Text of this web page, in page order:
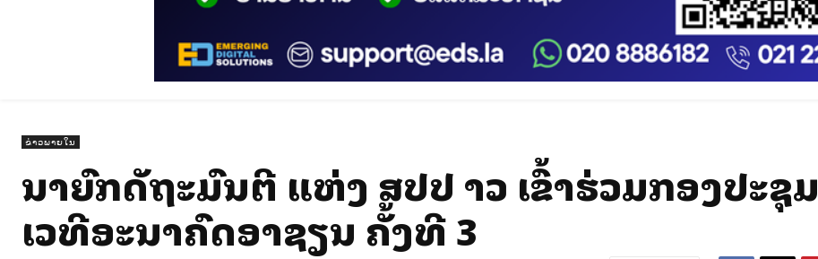
ຂ່າວພາຍໃນ
ນາຍົກລັດຖະມົນຕີ ແຫ່ງ ສປປ ລາວ ເຂົ້າຮ່ວມກອງປະຊຸມ
ເວທີອະນາຄົດອາຊຽນ ຄັ້ງທີ 3